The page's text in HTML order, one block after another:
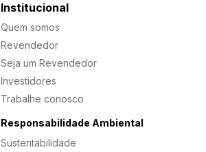
Institucional
Quem somos
Revendedor
Seja um Revendedor
Investidores
Trabalhe conosco
Responsabilidade Ambiental
Sustentabilidade